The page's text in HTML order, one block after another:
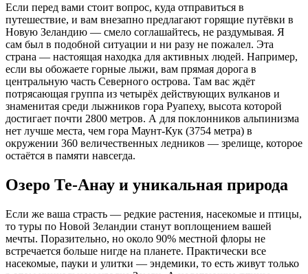
Если перед вами стоит вопрос, куда отправиться в
путешествие, и вам внезапно предлагают горящие путёвки в
Новую Зеландию — смело соглашайтесь, не раздумывая. Я
сам был в подобной ситуации и ни разу не пожалел. Эта
страна — настоящая находка для активных людей. Например,
если вы обожаете горные лыжи, вам прямая дорога в
центральную часть Северного острова. Там вас ждёт
потрясающая группа из четырёх действующих вулканов и
знаменитая среди лыжников гора Руапеху, высота которой
достигает почти 2800 метров. А для поклонников альпинизма
нет лучше места, чем гора Маунт-Кук (3754 метра) в
окружении 360 величественных ледников — зрелище, которое
остаётся в памяти навсегда.
Озеро Те-Анау и уникальная природа
Если же ваша страсть — редкие растения, насекомые и птицы,
то туры по Новой Зеландии станут воплощением вашей
мечты. Поразительно, но около 90% местной флоры не
встречается больше нигде на планете. Практически все
насекомые, пауки и улитки — эндемики, то есть живут только